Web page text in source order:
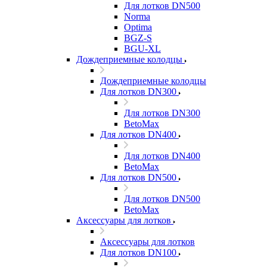
Для лотков DN500
Norma
Optima
BGZ-S
BGU-XL
Дождеприемные колодцы
Дождеприемные колодцы
Для лотков DN300
Для лотков DN300
BetoMax
Для лотков DN400
Для лотков DN400
BetoMax
Для лотков DN500
Для лотков DN500
BetoMax
Аксессуары для лотков
Аксессуары для лотков
Для лотков DN100